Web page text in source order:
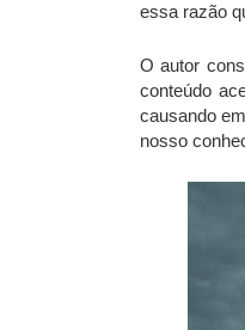
essa razão
O autor
conteúdo
causando
nosso